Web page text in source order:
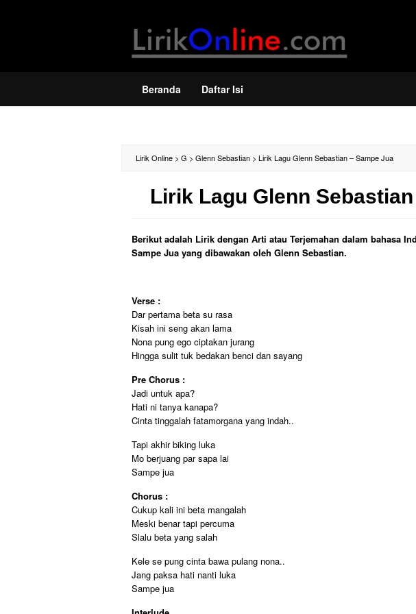
Beranda Daftar Isi
Lirik Online > G > Glenn Sebastian > Lirik Lagu Glenn Sebastian – Sampe Jua
Lirik Lagu Glenn
Berikut adalah Lirik dengan Arti atau Terjemahan dalam bahasa
Sampe Jua yang dibawakan oleh Glenn Sebastian.
Verse :
Dar pertama beta su rasa
Kisah ini seng akan lama
Nona pung ego ciptakan jurang
Hingga sulit tuk bedakan benci dan sayang
Pre Chorus :
Jadi untuk apa?
Hati ni tanya kanapa?
Cinta tinggalah fatamorgana yang indah..
Tapi akhir biking luka
Mo berjuang par sapa lai
Sampe jua
Chorus :
Cukup kali ini beta mangalah
Meski benar tapi percuma
Slalu beta yang salah
Kele se pung cinta bawa pulang nona..
Jang paksa hati nanti luka
Sampe jua